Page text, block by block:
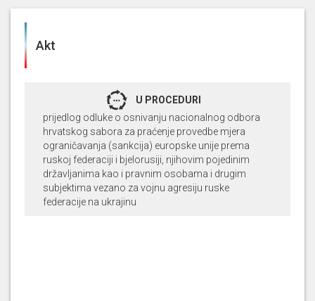
Akt
U PROCEDURI
prijedlog odluke o osnivanju nacionalnog odbora
hrvatskog sabora za praćenje provedbe mjera
ograničavanja (sankcija) europske unije prema
ruskoj federaciji i bjelorusiji, njihovim pojedinim
državljanima kao i pravnim osobama i drugim
subjektima vezano za vojnu agresiju ruske
federacije na ukrajinu